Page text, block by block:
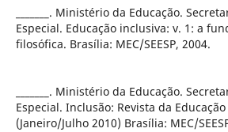
_______. Ministério da Educação.
Especial. Educação inclusiva: v. 1: a
filosófica. Brasília: MEC/SEESP, 2004.
_______. Ministério da Educação.
Especial. Inclusão: Revista da
(Janeiro/Julho 2010) Brasília: MEC/